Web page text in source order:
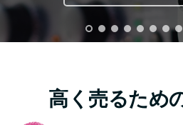
高く売るため